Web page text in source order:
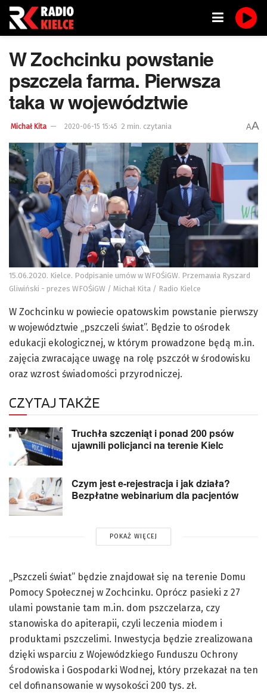
W Zochcinku powstanie
pszczela farma. Pierwsza
taka w województwie
Michał Kita 2020-06-15 15:45 2 min. czytania AA
15.06.2020. Kielce. Podpisanie umów w WFOŚiGW. Przemawia Ryszard
Gliwiński - prezes WFOŚiGW / Michał Kita / Radio Kielce
W Zochcinku w powiecie opatowskim powstanie pierwszy
w województwie „pszczeli świat”. Będzie to ośrodek
edukacji ekologicznej, w którym prowadzone będą m.in.
zajęcia zwracające uwagę na rolę pszczół w środowisku
oraz wzrost świadomości przyrodniczej.
CZYTAJ TAKŻE
Truchła szczeniąt i ponad 200 psów
ujawnili policjanci na terenie Kielc
Czym jest e-rejestracja i jak działa?
Bezpłatne webinarium dla pacjentów
POKAŻ WIĘCEJ
„Pszczeli świat” będzie znajdował się na terenie Domu
Pomocy Społecznej w Zochcinku. Oprócz pasieki z 27
ulami powstanie tam m.in. dom pszczelarza, czy
stanowiska do apiterapii, czyli leczenia miodem i
produktami pszczelimi. Inwestycja będzie zrealizowana
dzięki wsparciu z Wojewódzkiego Funduszu Ochrony
Środowiska i Gospodarki Wodnej, który przekazał na ten
cel dofinansowanie w wysokości 200 tys. zł.